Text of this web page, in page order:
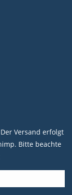
Versand erfolgt
Bitte beachte